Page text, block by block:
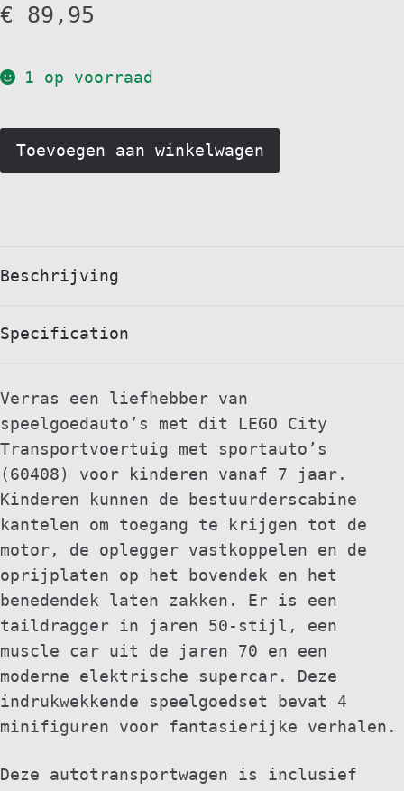
€ 89,95
1 op voorraad
LEGO
Toevoegen aan winkelwagen
Beschrijving
Specification
Verras een liefhebber van
speelgoedauto’s met dit LEGO City
Transportvoertuig met sportauto’s
(60408) voor kinderen vanaf 7 jaar.
Kinderen kunnen de bestuurderscabine
kantelen om toegang te krijgen tot de
motor, de oplegger vastkoppelen en de
oprijplaten op het bovendek en het
benedendek laten zakken. Er is een
taildragger in jaren 50-stijl, een
muscle car uit de jaren 70 en een
moderne elektrische supercar. Deze
indrukwekkende speelgoedset bevat 4
minifiguren voor fantasierijke verhalen.
Deze autotransportwagen is inclusief